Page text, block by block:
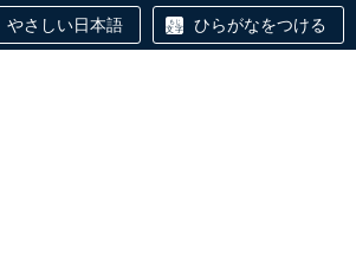
やさしい日本語 ひらがなをつける